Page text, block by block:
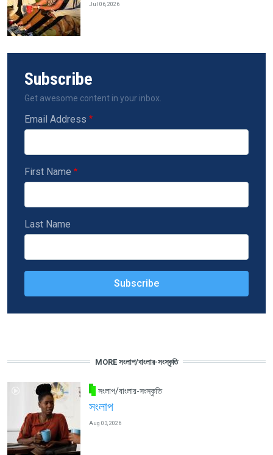
Jul 06, 2026
Subscribe
Get awesome content in your inbox.
Email Address
First Name
Last Name
MORE সংলাপ/বাংলার-সংস্কৃতি
সংলাপ/বাংলার-সংস্কৃতি
সংলাপ
Aug 03, 2026